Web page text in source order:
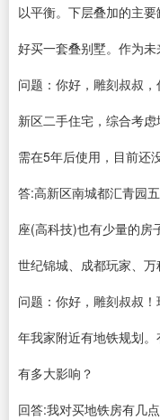
以平衡。下层叠加的主
好买一套叠别墅。作为未
问题：你好，雕刻叔叔
新区二手住宅，综合考
需在5年后使用，目前还
答:高新区南城都汇青园
座(高科技)也有少量的房
世纪锦城、成都玩家、万
问题：你好，雕刻叔叔
年我家附近有地铁规划
有多大影响？
回答:我对买地铁房有几点